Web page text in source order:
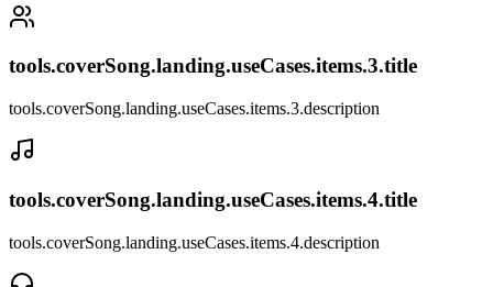
tools.coverSong.landing.useCases.items.3.title
tools.coverSong.landing.useCases.items.3.description
tools.coverSong.landing.useCases.items.4.title
tools.coverSong.landing.useCases.items.4.description